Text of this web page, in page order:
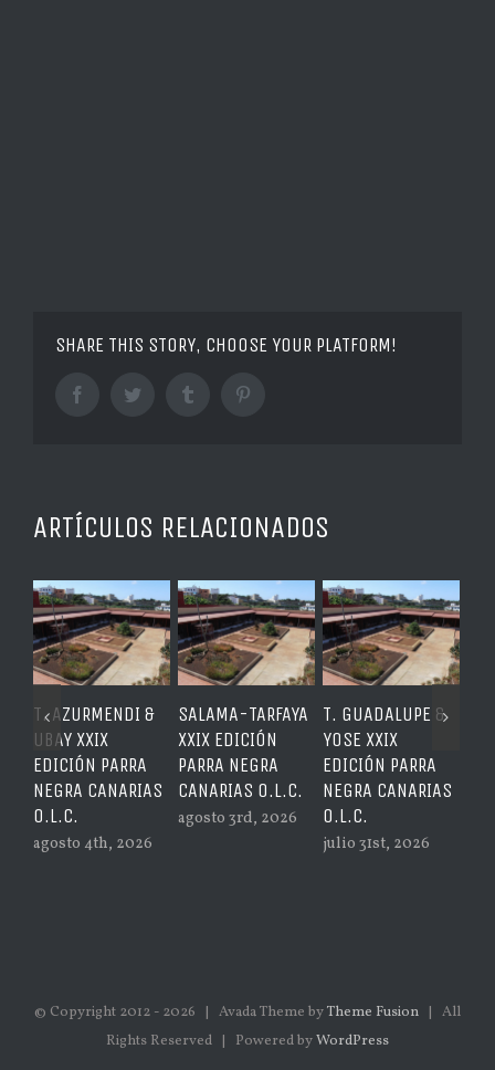
SHARE THIS STORY, CHOOSE YOUR PLATFORM!
Facebook Twitter Tumblr
ARTÍCULOS RELACIONADOS
SALAMA-TARFAYA
XXIX EDICIÓN
PARRA NEGRA
CANARIAS O.L.C.
agosto 3rd, 2026
T. GUADALUPE &
YOSE XXIX
EDICIÓN PARRA
NEGRA CANARIAS
O.L.C.
RINCÓN
COLOMBÓFILO
XXIX EDICIÓN
PARRA NEGRA
CANARIAS O.L.C.
julio 30th, 2026
© Copyright 2012 - 2026 | Avada Theme byTheme Fusion | All
Rights Reserved | Powered byWordPress